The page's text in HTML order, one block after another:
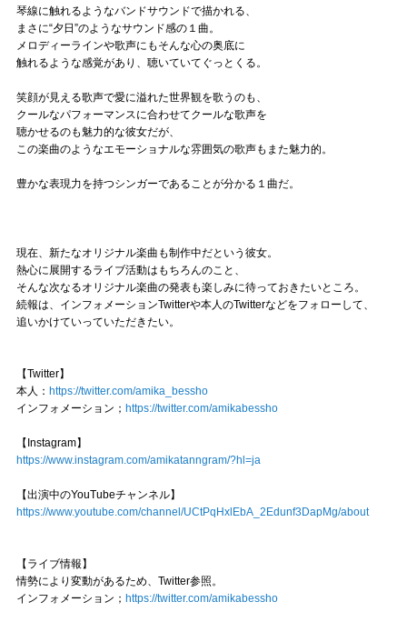
琴線に触れるようなバンドサウンドで描かれる、
まさに“夕日”のようなサウンド感の１曲。
メロディーラインや歌声にもそんな心の奥底に
触れるような感覚があり、聴いていてぐっとくる。
笑顔が見える歌声で愛に溢れた世界観を歌うのも、
クールなパフォーマンスに合わせてクールな歌声を
聴かせるのも魅力的な彼女だが、
この楽曲のようなエモーショナルな雰囲気の歌声もまた魅力的。
豊かな表現力を持つシンガーであることが分かる１曲だ。
現在、新たなオリジナル楽曲も制作中だという彼女。
熱心に展開するライブ活動はもちろんのこと、
そんな次なるオリジナル楽曲の発表も楽しみに待っておきたいところ。
続報は、インフォメーションTwitterや本人のTwitterなどをフォローして、
追いかけていっていただきたい。
【Twitter】
本人： https://twitter.com/amika_bessho
インフォメーション； https://twitter.com/amikabessho
【Instagram】
https://www.instagram.com/amikatanngram/?hl=ja
【出演中のYouTubeチャンネル】
https://www.youtube.com/channel/UCtPqHxlEbA_2Edunf3DapMg/about
【ライブ情報】
情勢により変動があるため、Twitter参照。
インフォメーション； https://twitter.com/amikabessho